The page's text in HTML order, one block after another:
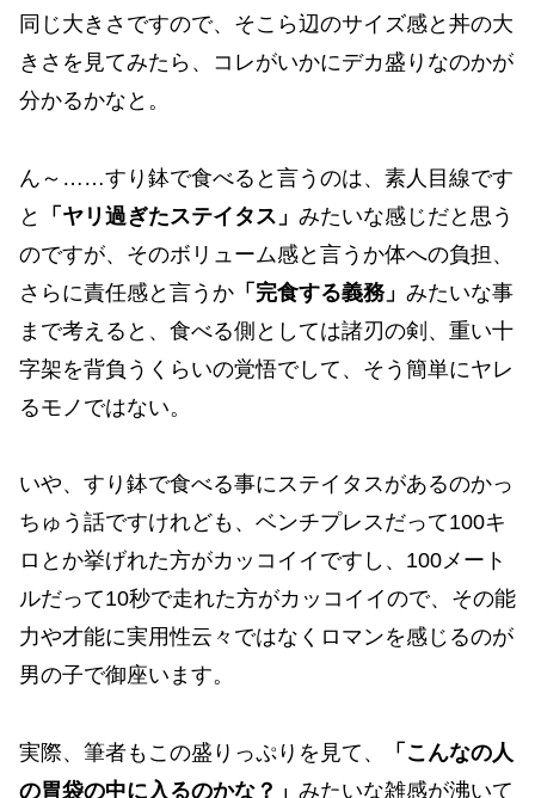
同じ大きさですので、そこら辺のサイズ感と丼の大
きさを見てみたら、コレがいかにデカ盛りなのかが
分かるかなと。
ん～……すり鉢で食べると言うのは、素人目線です
と
「ヤリ過ぎたステイタス」 みたいな感じだと思う
のですが、そのボリューム感と言うか体への負担、
さらに責任感と言うか 「完食する義務」 みたいな事
まで考えると、食べる側としては諸刃の剣、重い十
字架を背負うくらいの覚悟でして、そう簡単にヤレ
るモノではない。
いや、すり鉢で食べる事にステイタスがあるのかっ
ちゅう話ですけれども、ベンチプレスだって100キ
ロとか挙げれた方がカッコイイですし、100メート
ルだって10秒で走れた方がカッコイイので、その能
力や才能に実用性云々ではなくロマンを感じるのが
男の子で御座います。
実際、筆者もこの盛りっぷりを見て、
「こんなの人
の胃袋の中に入るのかな？」 みたいな雑感が沸いて